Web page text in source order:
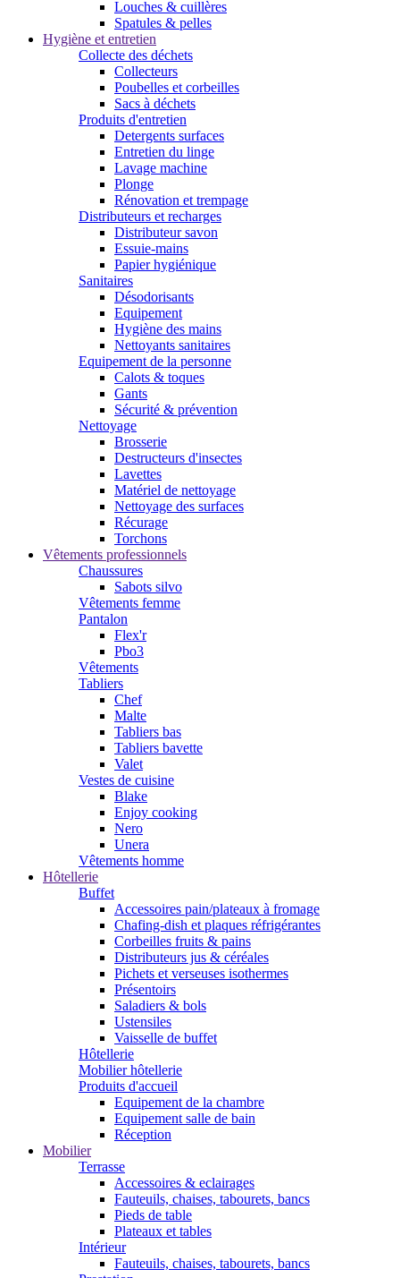
Louches & cuillères
Spatules & pelles
Hygiène et entretien
Collecte des déchets
Collecteurs
Poubelles et corbeilles
Sacs à déchets
Produits d'entretien
Detergents surfaces
Entretien du linge
Lavage machine
Plonge
Rénovation et trempage
Distributeurs et recharges
Distributeur savon
Essuie-mains
Papier hygiénique
Sanitaires
Désodorisants
Equipement
Hygiène des mains
Nettoyants sanitaires
Equipement de la personne
Calots & toques
Gants
Sécurité & prévention
Nettoyage
Brosserie
Destructeurs d'insectes
Lavettes
Matériel de nettoyage
Nettoyage des surfaces
Récurage
Torchons
Vêtements professionnels
Chaussures
Sabots silvo
Vêtements femme
Pantalon
Flex'r
Pbo3
Vêtements
Tabliers
Chef
Malte
Tabliers bas
Tabliers bavette
Valet
Vestes de cuisine
Blake
Enjoy cooking
Nero
Unera
Vêtements homme
Hôtellerie
Buffet
Accessoires pain/plateaux à fromage
Chafing-dish et plaques réfrigérantes
Corbeilles fruits & pains
Distributeurs jus & céréales
Pichets et verseuses isothermes
Présentoirs
Saladiers & bols
Ustensiles
Vaisselle de buffet
Hôtellerie
Mobilier hôtellerie
Produits d'accueil
Equipement de la chambre
Equipement salle de bain
Réception
Mobilier
Terrasse
Accessoires & eclairages
Fauteuils, chaises, tabourets, bancs
Pieds de table
Plateaux et tables
Intérieur
Fauteuils, chaises, tabourets, bancs